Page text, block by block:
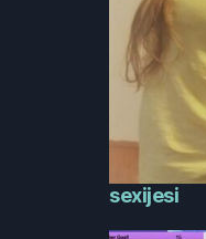
sexijesi